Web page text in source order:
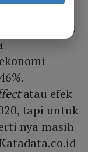
Law Studies
atau efek
tapi untuk
nya masih